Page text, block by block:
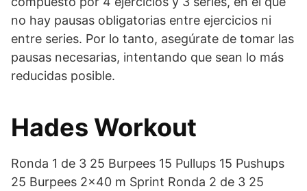
no hay pausas obligatorias entre ejercicios ni
entre series. Por lo tanto, asegúrate de tomar las
pausas necesarias, intentando que sean lo más
reducidas posible.
Hades Workout
Ronda 1 de 3 25 Burpees 15 Pullups 15 Pushups
25 Burpees 2×40 m Sprint Ronda 2 de 3 25